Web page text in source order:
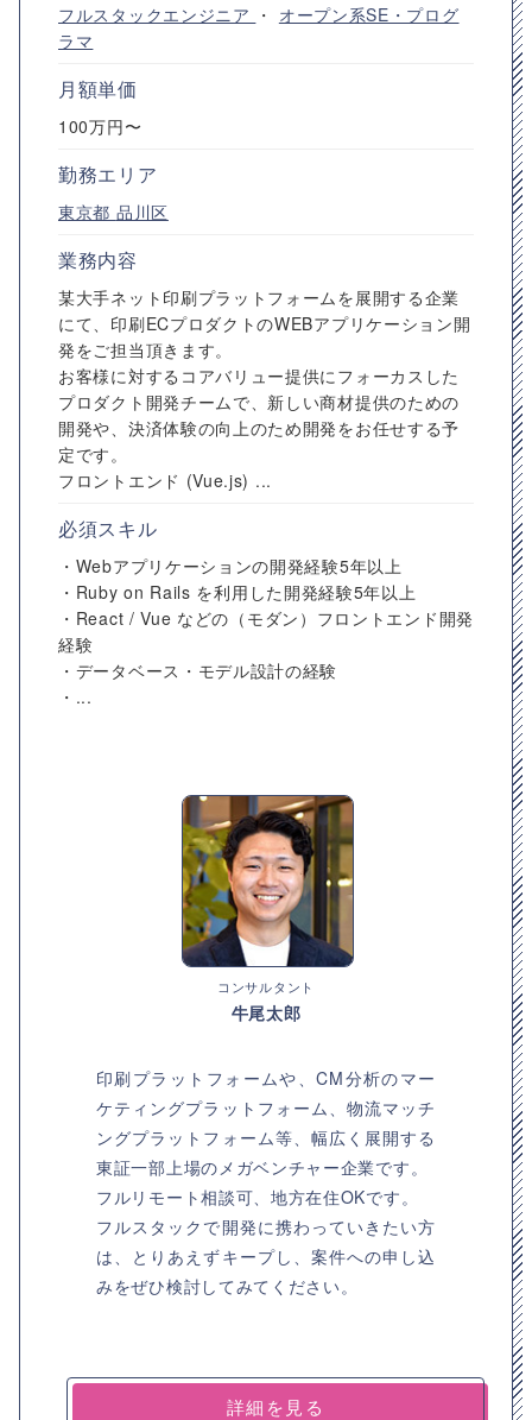
フルスタックエンジニア ・ オープン系SE・プログ
ラマ
月額単価
100万円〜
勤務エリア
東京都 品川区
業務内容
某大手ネット印刷プラットフォームを展開する企業
にて、印刷ECプロダクトのWEBアプリケーション開
発をご担当頂きます。
お客様に対するコアバリュー提供にフォーカスした
プロダクト開発チームで、新しい商材提供のための
開発や、決済体験の向上のため開発をお任せする予
定です。
フロントエンド (Vue.js) ...
必須スキル
・Webアプリケーションの開発経験5年以上
・Ruby on Rails を利用した開発経験5年以上
・React / Vue などの（モダン）フロントエンド開発
経験
・データベース・モデル設計の経験
・...
コンサルタント
牛尾太郎
印刷プラットフォームや、CM分析のマー
ケティングプラットフォーム、物流マッチ
ングプラットフォーム等、幅広く展開する
東証一部上場のメガベンチャー企業です。
フルリモート相談可、地方在住OKです。
フルスタックで開発に携わっていきたい方
は、とりあえずキープし、案件への申し込
みをぜひ検討してみてください。
詳細を見る